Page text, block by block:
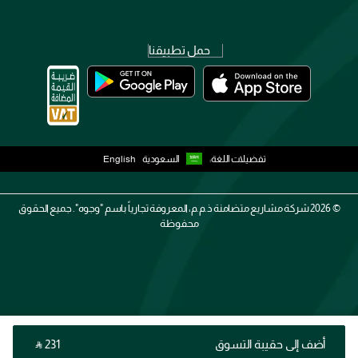
أضف إلى حقيبة التسوق ‎ ⃁ ⁦231⁩ ‎
حمل تطبيقنا
تفضيلات اللغة: السعودية English
2026 ©شركة مشاريع متضامنة ذ.م.م، المعروفة تجارياً باسم "وجوه". جميع الحقوق
محفوظة